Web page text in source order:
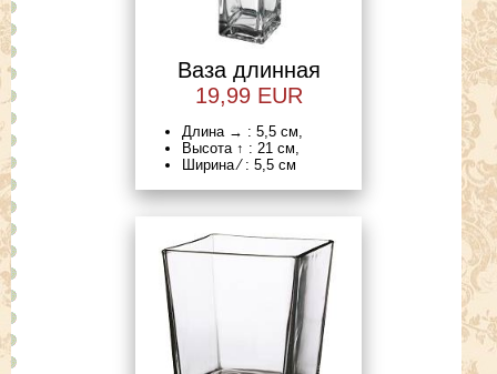
Ваза длинная
19,99 EUR
Длина → : 5,5 см,
Высота ↑ : 21 см,
Ширина ⁄ : 5,5 см